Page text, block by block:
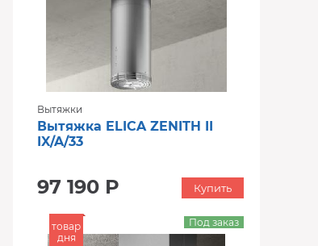
Вытяжки
Вытяжка ELICA ZENITH II
IX/A/33
97 190 Р Купить
товар
дня
Под заказ